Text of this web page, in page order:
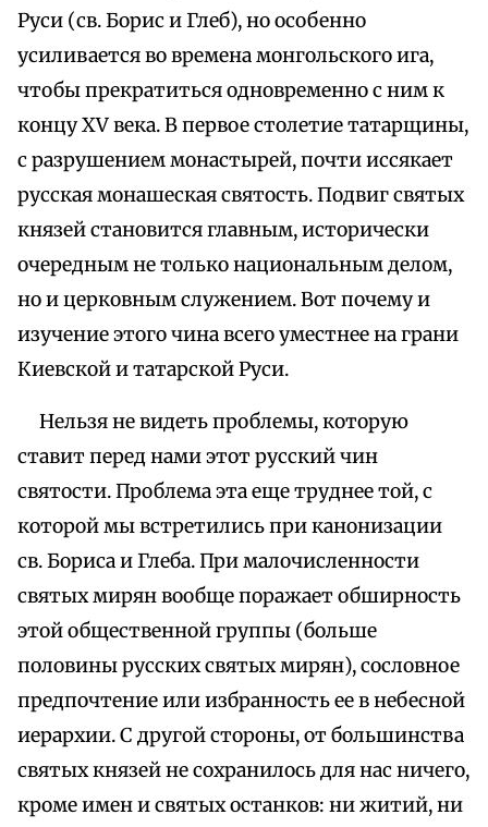
Руси (св. Борис и Глеб), но особенно
усиливается во времена монгольского ига,
чтобы прекратиться одновременно с ним к
концу XV века. В первое столетие татарщины,
с разрушением монастырей, почти иссякает
русская монашеская святость. Подвиг святых
князей становится главным, исторически
очередным не только национальным делом,
но и церковным служением. Вот почему и
изучение этого чина всего уместнее на грани
Киевской и татарской Руси.
Нельзя не видеть проблемы, которую
ставит перед нами этот русский чин
святости. Проблема эта еще труднее той, с
которой мы встретились при канонизации
св. Бориса и Глеба. При малочисленности
святых мирян вообще поражает обширность
этой общественной группы (больше
половины русских святых мирян), сословное
предпочтение или избранность ее в небесной
иерархии. С другой стороны, от большинства
святых князей не сохранилось для нас ничего,
кроме имен и святых останков: ни житий, ни